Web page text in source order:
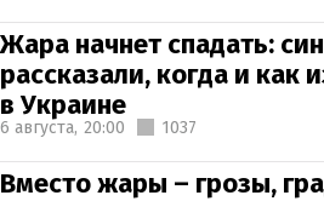
Жара начнет спадать:
рассказали, когда и как
в Украине
6 августа, 20:00 1037
Вместо жары – грозы,